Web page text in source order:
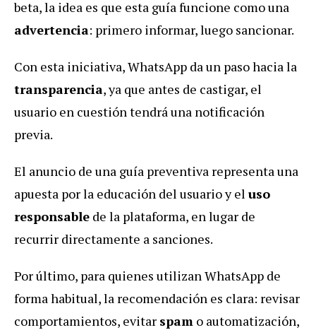
beta, la idea es que esta guía funcione como una
advertencia: primero informar, luego sancionar.
Con esta iniciativa, WhatsApp da un paso hacia la
transparencia, ya que antes de castigar, el
usuario en cuestión tendrá una notificación
previa.
El anuncio de una guía preventiva representa una
apuesta por la educación del usuario y el uso
responsable de la plataforma, en lugar de
recurrir directamente a sanciones.
Por último, para quienes utilizan WhatsApp de
forma habitual, la recomendación es clara: revisar
comportamientos, evitar spam o automatización,